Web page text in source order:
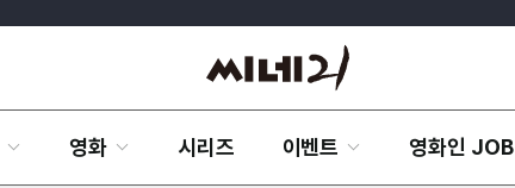
영화 시리즈 이벤트 영화인 JOB